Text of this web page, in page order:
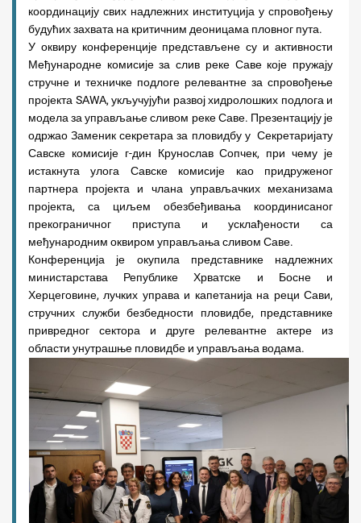
координацију свих надлежних институција у спровођењу
будућих захвата на критичним деоницама пловног пута.
У оквиру конференције представљене су и активности
Међународне комисије за слив реке Саве које пружају
стручне и техничке подлоге релевантне за спровођење
пројекта SАWА, укључујући развој хидролошких подлога и
модела за управљање сливом реке Саве. Презентацију је
одржао Заменик секретара за пловидбу у Секретаријату
Савске комисије г-дин Крунослав Сопчек, при чему је
истакнута улога Савске комисије као придруженог
партнера пројекта и члана управљачких механизама
пројекта, са циљем обезбеђивања координисаног
прекограничног приступа и усклађености са
међународним оквиром управљања сливом Саве.
Конференција је окупила представнике надлежних
министарстава Републике Хрватске и Босне и
Херцеговине, лучких управа и капетанија на реци Сави,
стручних служби безбедности пловидбе, представнике
привредног сектора и друге релевантне актере из
области унутрашње пловидбе и управљања водама.